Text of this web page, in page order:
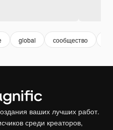
global сообщество
ваших лучших работ.
среди креаторов,